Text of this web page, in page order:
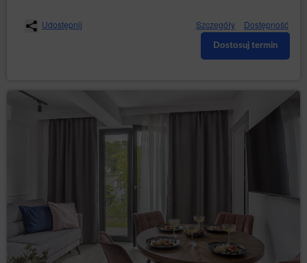
Udostępnij Szczegóły Dostępność
Dostosuj termin